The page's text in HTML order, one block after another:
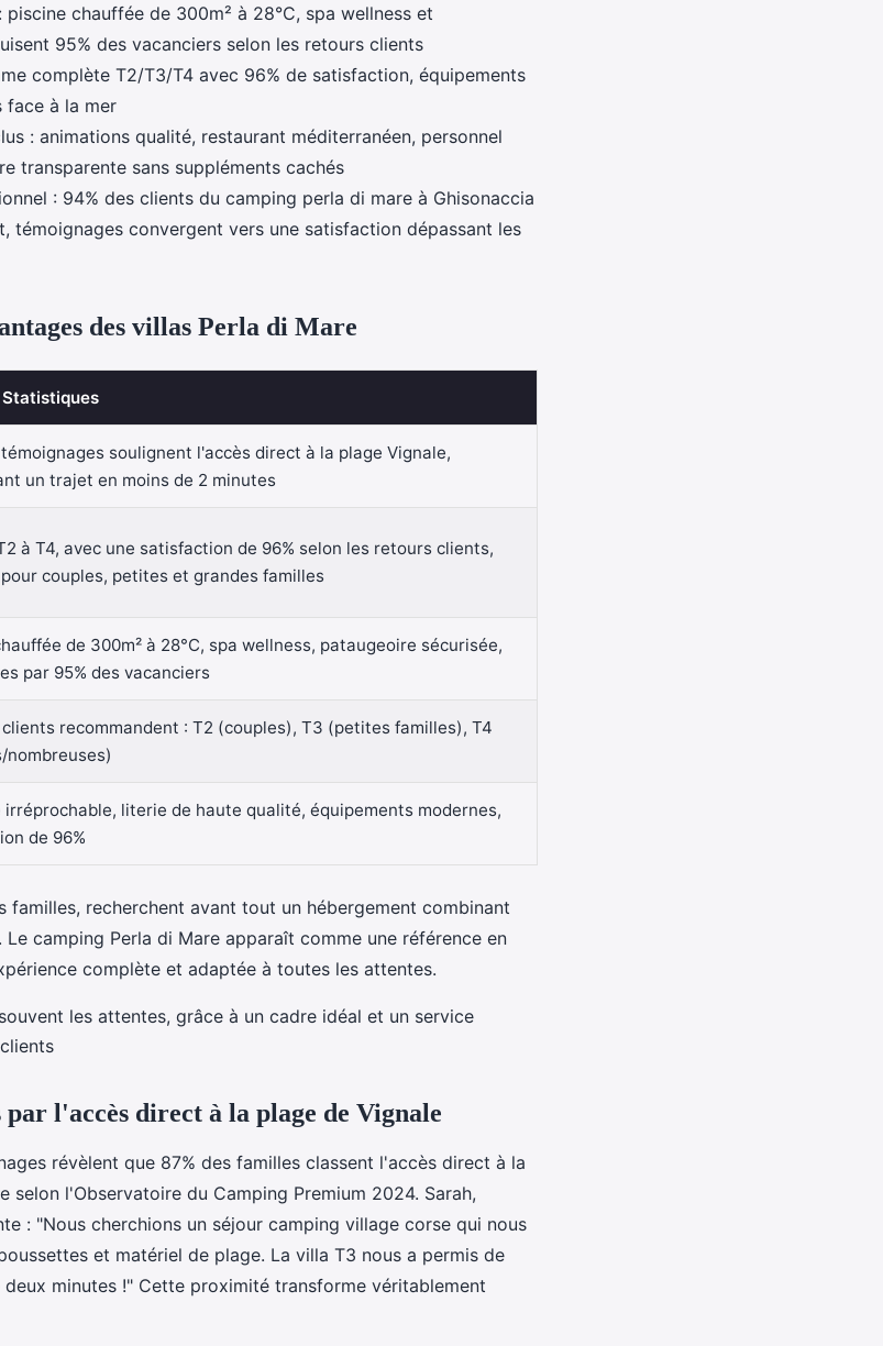
chauffée de 300m² à 28°C, spa wellness et
95% des vacanciers selon les retours clients
complète T2/T3/T4 avec 96% de satisfaction, équipements
face à la mer
: animations qualité, restaurant méditerranéen, personnel
transparente sans suppléments cachés
: 94% des clients du camping perla di mare à Ghisonaccia
témoignages convergent vers une satisfaction dépassant les
des villas Perla di Mare
témoignages soulignent l'accès direct à la plage Vignale,
un trajet en moins de 2 minutes
à T4, avec une satisfaction de 96% selon les retours clients,
couples, petites et grandes familles
de 300m² à 28°C, spa wellness, pataugeoire sécurisée,
par 95% des vacanciers
clients recommandent : T2 (couples), T3 (petites familles), T4
nombreuses)
irréprochable, literie de haute qualité, équipements modernes,
de 96%
familles, recherchent avant tout un hébergement combinant
camping Perla di Mare apparaît comme une référence en
complète et adaptée à toutes les attentes.
les attentes, grâce à un cadre idéal et un service
par l'accès direct à la plage de Vignale
révèlent que 87% des familles classent l'accès direct à la
selon l'Observatoire du Camping Premium 2024. Sarah,
: "Nous cherchions un séjour camping village corse qui nous
et matériel de plage. La villa T3 nous a permis de
minutes !" Cette proximité transforme véritablement